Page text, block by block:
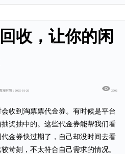
收，让你的闲
发布时间：2025-01-20 2002
会收到淘票票代金券 。有时候是平台
奖抽中的。这些代金券能帮我们看
金券快过期了，自己却没时间去看
苛刻，不太符合自己需求的情况。